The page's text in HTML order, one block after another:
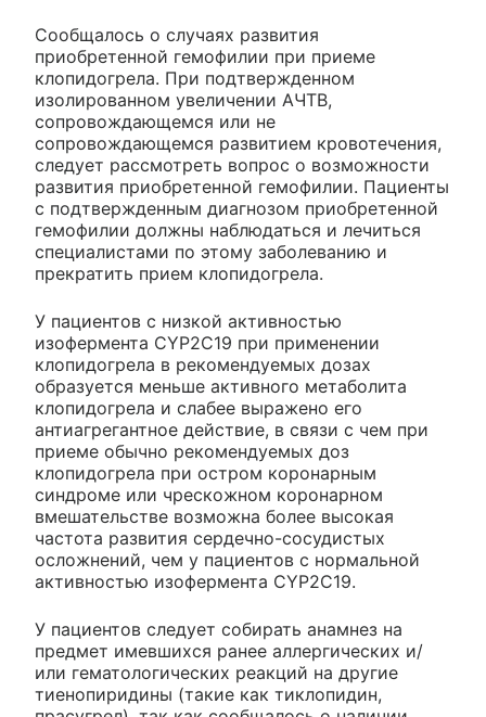
Сообщалось о случаях развития
приобретенной гемофилии при приеме
клопидогрела. При подтвержденном
изолированном увеличении АЧТВ,
сопровождающемся или не
сопровождающемся развитием кровотечения,
следует рассмотреть вопрос о возможности
развития приобретенной гемофилии. Пациенты
с подтвержденным диагнозом приобретенной
гемофилии должны наблюдаться и лечиться
специалистами по этому заболеванию и
прекратить прием клопидогрела.
У пациентов с низкой активностью
изофермента CYP2C19 при применении
клопидогрела в рекомендуемых дозах
образуется меньше активного метаболита
клопидогрела и слабее выражено его
антиагрегантное действие, в связи с чем при
приеме обычно рекомендуемых доз
клопидогрела при остром коронарным
синдроме или чрескожном коронарном
вмешательстве возможна более высокая
частота развития сердечно-сосудистых
осложнений, чем у пациентов с нормальной
активностью изофермента CYP2C19.
У пациентов следует собирать анамнез на
предмет имевшихся ранее аллергических и/
или гематологических реакций на другие
тиенопиридины (такие как тиклопидин,